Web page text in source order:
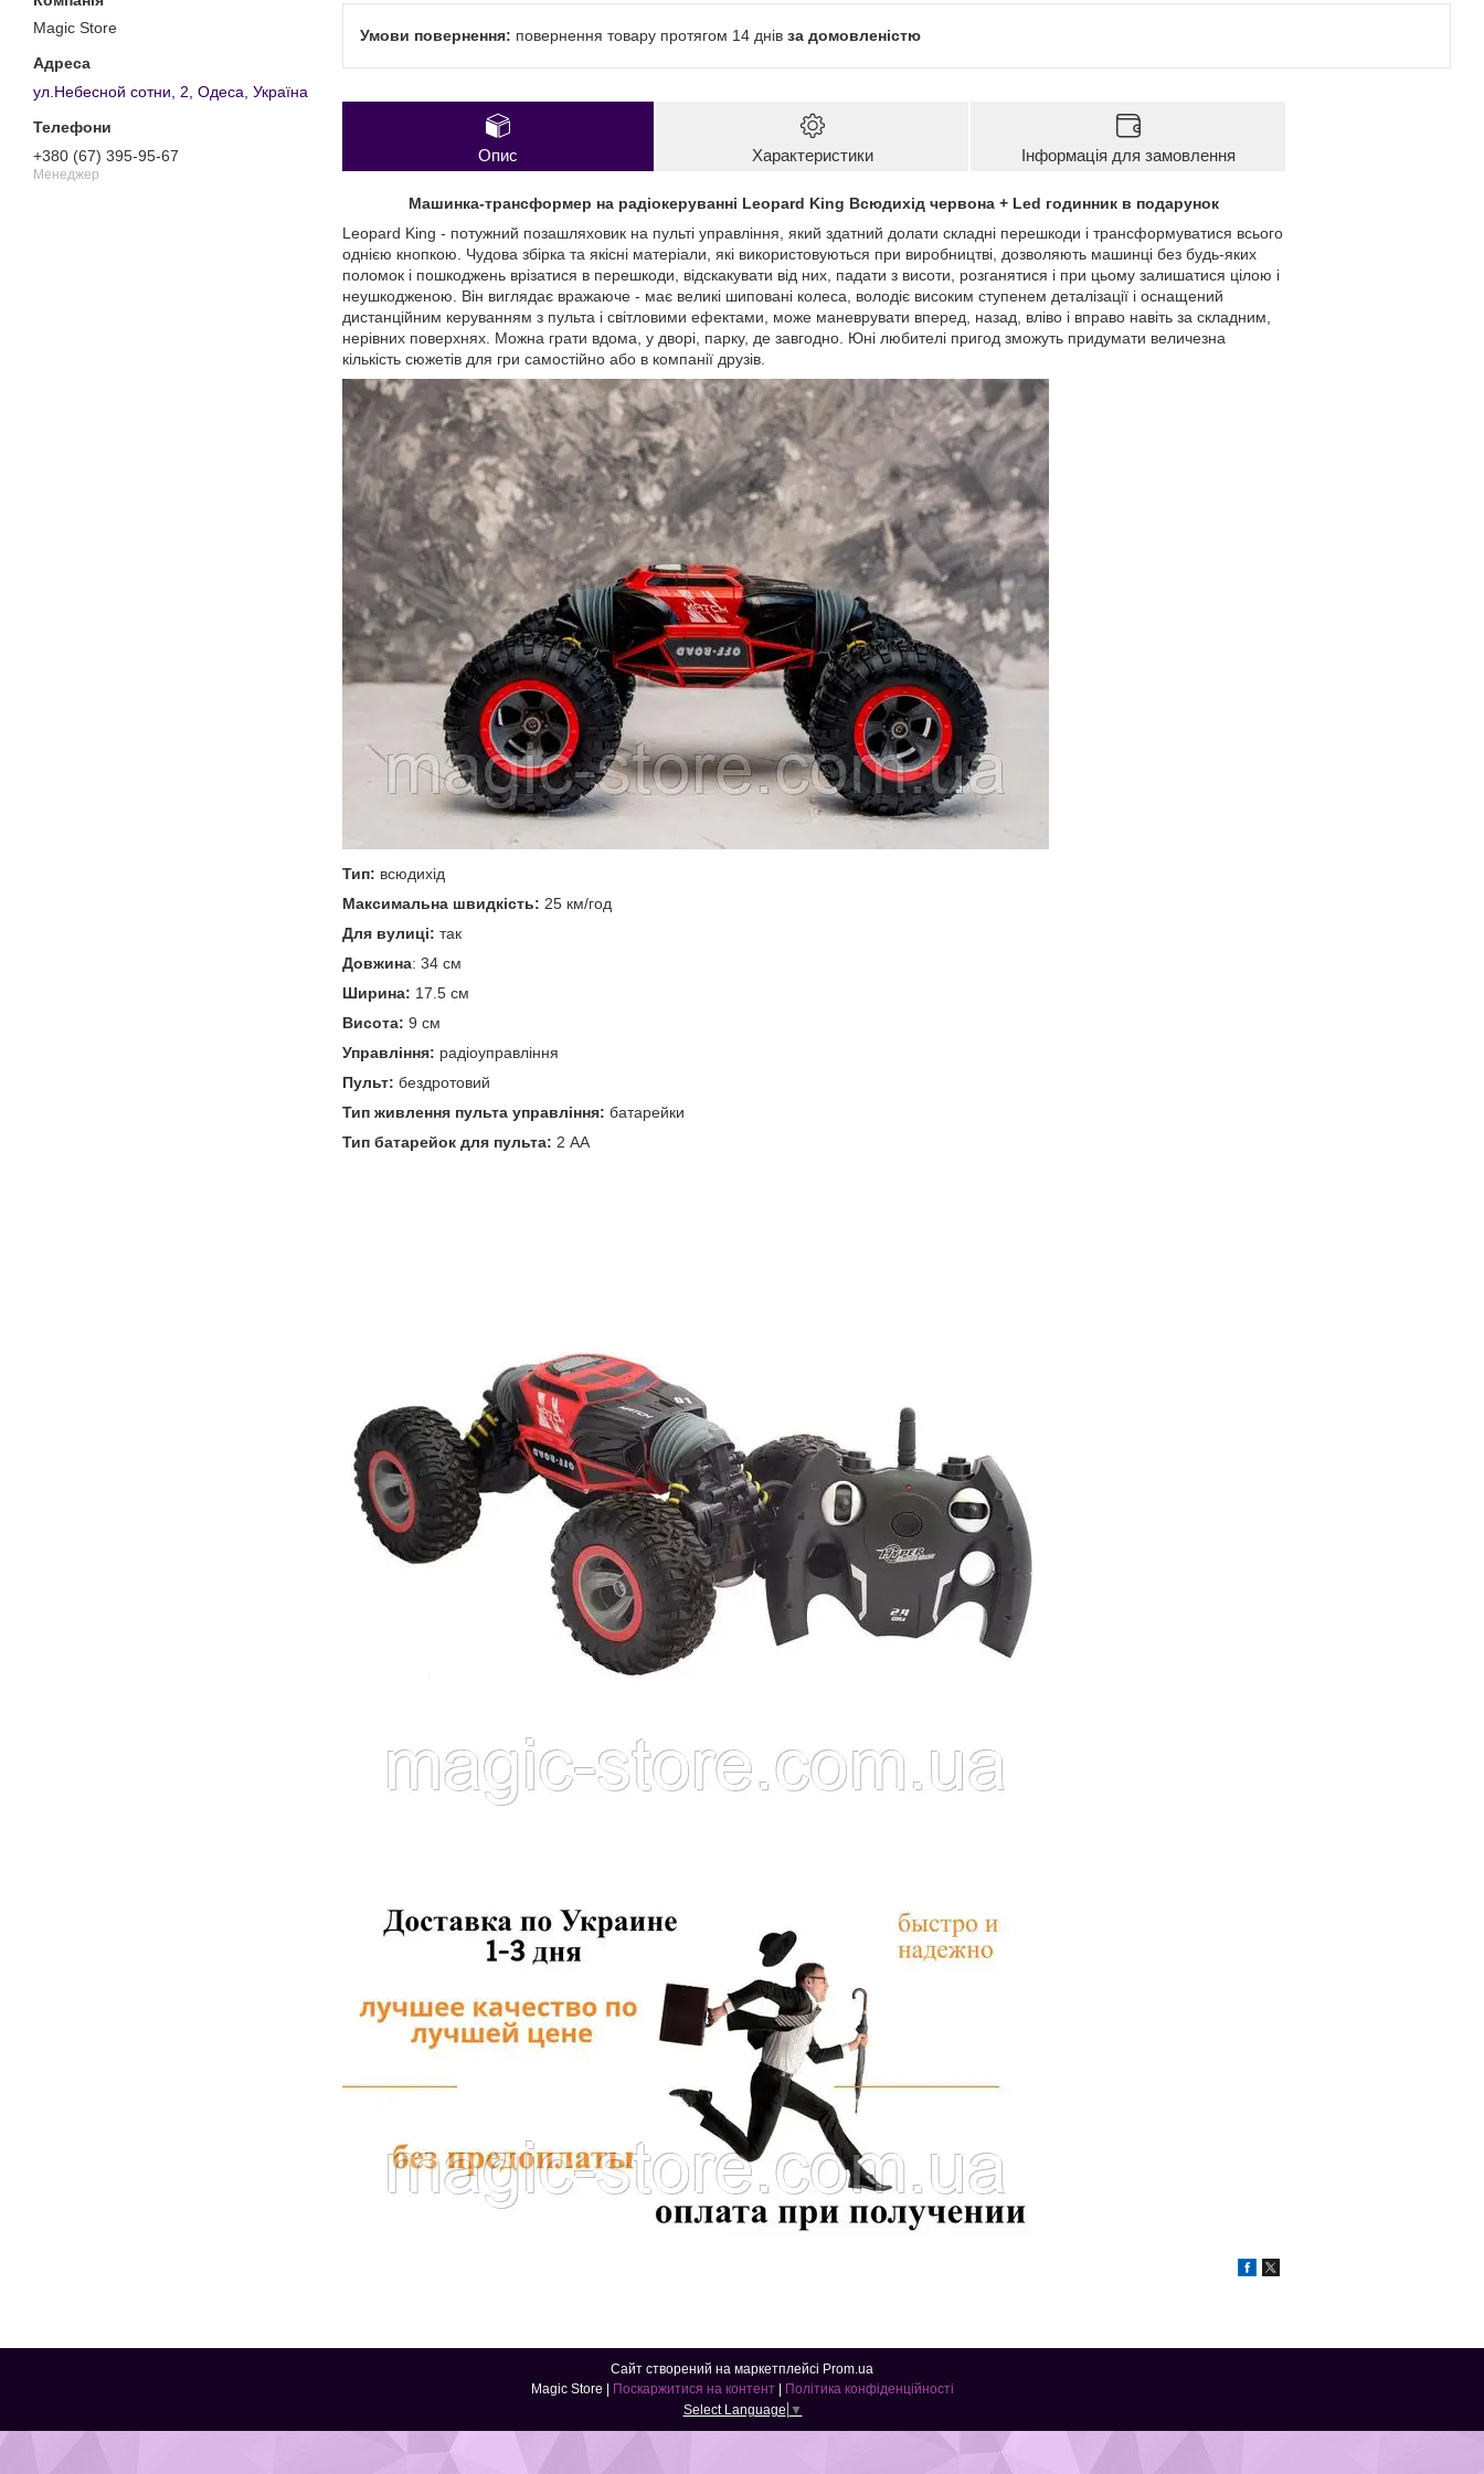
Magic Store
ул.Небесной сотни, 2, Одеса, Україна
+380 (67) 395-95-67
Менеджер
повернення товару протягом 14 днів за домовленістю
Опис Характеристики Інформація для замовлення
Машинка-трансформер на радіокеруванні Leopard King Всюдихід червона + Led годинник в подарунок
Leopard King - потужний позашляховик на пульті управління, який здатний долати складні перешкоди і трансформуватися всього
однією кнопкою. Чудова збірка та якісні матеріали, які використовуються при виробництві, дозволяють машинці без будь-яких
поломок і пошкоджень врізатися в перешкоди, відскакувати від них, падати з висоти, розганятися і при цьому залишатися цілою і
неушкодженою. Він виглядає вражаюче - має великі шиповані колеса, володіє високим ступенем деталізації і оснащений
дистанційним керуванням з пульта і світловими ефектами, може маневрувати вперед, назад, вліво і вправо навіть за складним,
нерівних поверхнях. Можна грати вдома, у дворі, парку, де завгодно. Юні любителі пригод зможуть придумати величезна
кількість сюжетів для гри самостійно або в компанії друзів.
Тип: всюдихід
Максимальна швидкість: 25 км/год
Для вулиці: так
Довжина: 34 см
Ширина: 17.5 см
Висота: 9 см
Управління: радіоуправління
Пульт: бездротовий
Тип живлення пульта управління: батарейки
Тип батарейок для пульта: 2 АА
Сайт створений на маркетплейсі Prom.ua
Magic Store | Поскаржитися на контент | Політика конфіденційності
Select Language ▼